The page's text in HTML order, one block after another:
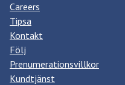
Careers
Tipsa
Kontakt
Följ
Prenumerationsvillkor
Kundtjänst